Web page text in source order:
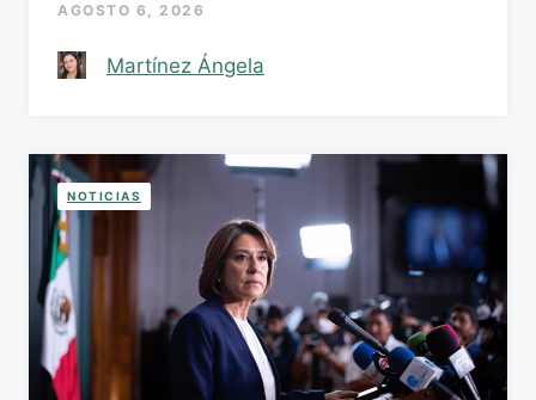
AGOSTO 6, 2026
Martínez Ángela
NOTICIAS